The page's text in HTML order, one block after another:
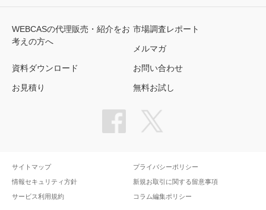
WEBCASの代理販売・紹介をお
考えの方へ
市場調査レポート
メルマガ
資料ダウンロード お問い合わせ
お見積り 無料お試し
サイトマップ プライバシーポリシー
情報セキュリティ方針 新規お取引に関する留意事項
サービス利用規約 コラム編集ポリシー